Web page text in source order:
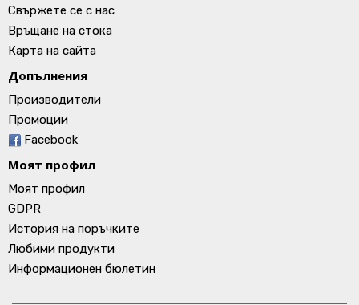
Свържете се с нас
Връщане на стока
Карта на сайта
Допълнения
Производители
Промоции
Facebook
Моят профил
Моят профил
GDPR
История на поръчките
Любими продукти
Информационен бюлетин